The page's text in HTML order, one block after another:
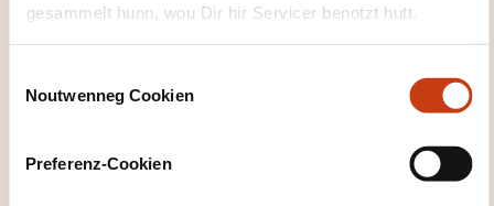
gesammelt hunn, wou Dir hir Servicer benotzt hutt.
Noutwenneg Cookien
Preferenz-Cookien
Méi iwwer den Formatiounsinstitut: